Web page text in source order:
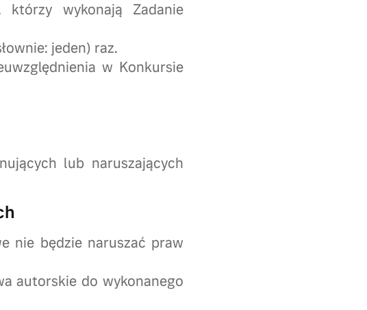
którzy wykonają Zadanie
jeden) raz.
w Konkursie
lub naruszających
nie będzie naruszać praw
autorskie do wykonanego